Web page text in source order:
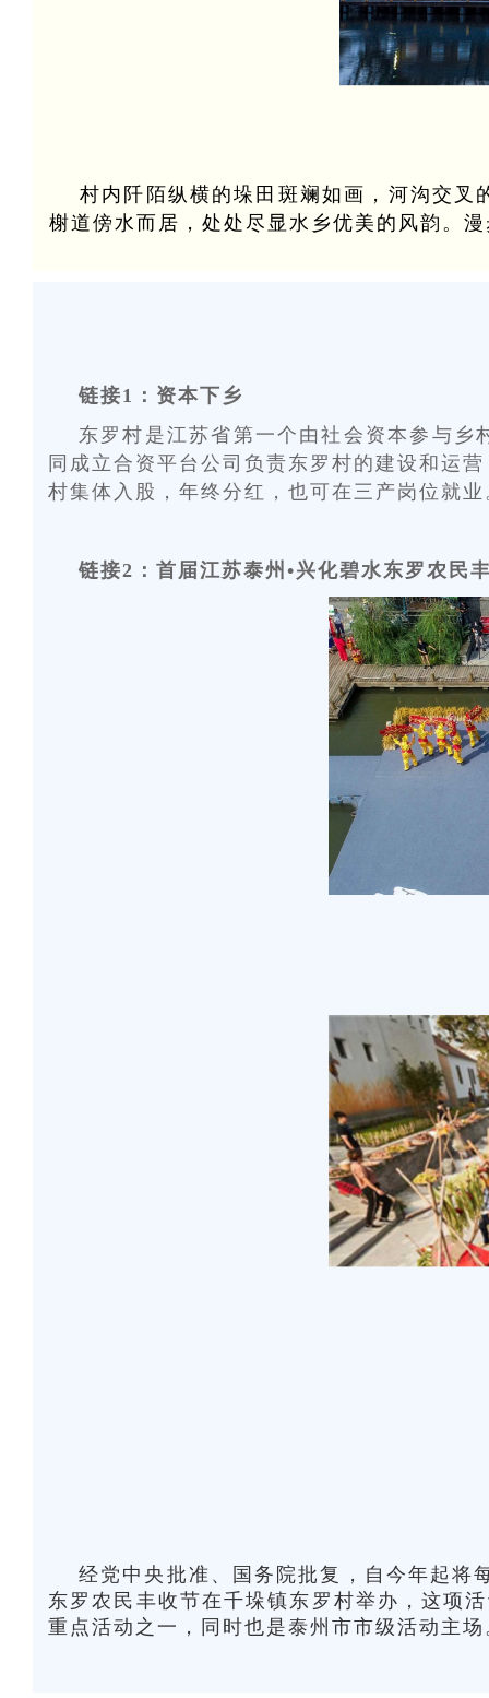
村内阡陌纵横的垛田斑斓如画，河沟交
榭道傍水而居，处处尽显水乡优美的风韵。
链接1：资本下乡
东罗村是江苏省第一个由社会资本参与
同成立合资平台公司负责东罗村的建设和运
村集体入股，年终分红，也可在三产岗位就业
链接2：首届江苏泰州•兴化碧水东罗农民
经党中央批准、国务院批复，自今年起将
东罗农民丰收节在千垛镇东罗村举办，这项
重点活动之一，同时也是泰州市市级活动主场